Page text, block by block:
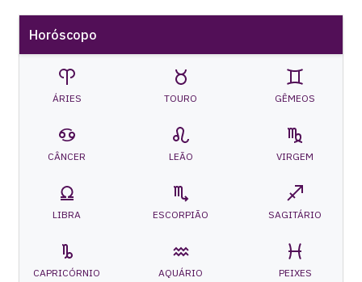
Horóscopo
ÁRIES TOURO GÊMEOS
CÂNCER LEÃO VIRGEM
LIBRA ESCORPIÃO SAGITÁRIO
CAPRICÓRNIO AQUÁRIO PEIXES